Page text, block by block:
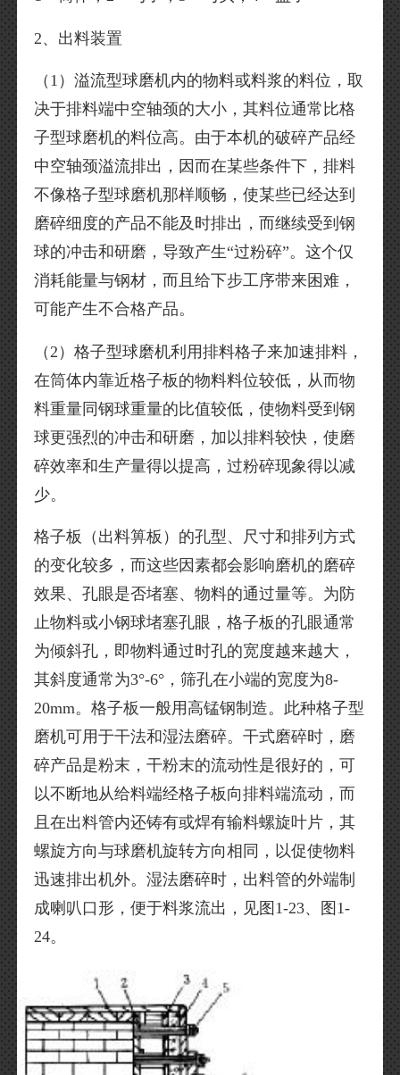
2、出料装置
（1）溢流型球磨机内的物料或料浆的料位，取
决于排料端中空轴颈的大小，其料位通常比格
子型球磨机的料位高。由于本机的破碎产品经
中空轴颈溢流排出，因而在某些条件下，排料
不像格子型球磨机那样顺畅，使某些已经达到
磨碎细度的产品不能及时排出，而继续受到钢
球的冲击和研磨，导致产生“过粉碎”。这个仅
消耗能量与钢材，而且给下步工序带来困难，
可能产生不合格产品。
（2）格子型球磨机利用排料格子来加速排料，
在筒体内靠近格子板的物料料位较低，从而物
料重量同钢球重量的比值较低，使物料受到钢
球更强烈的冲击和研磨，加以排料较快，使磨
碎效率和生产量得以提高，过粉碎现象得以减
少。
格子板（出料箅板）的孔型、尺寸和排列方式
的变化较多，而这些因素都会影响磨机的磨碎
效果、孔眼是否堵塞、物料的通过量等。为防
止物料或小钢球堵塞孔眼，格子板的孔眼通常
为倾斜孔，即物料通过时孔的宽度越来越大，
其斜度通常为3°-6°，筛孔在小端的宽度为8-
20mm。格子板一般用高锰钢制造。此种格子型
磨机可用于干法和湿法磨碎。干式磨碎时，磨
碎产品是粉末，干粉末的流动性是很好的，可
以不断地从给料端经格子板向排料端流动，而
且在出料管内还铸有或焊有输料螺旋叶片，其
螺旋方向与球磨机旋转方向相同，以促使物料
迅速排出机外。湿法磨碎时，出料管的外端制
成喇叭口形，便于料浆流出，见图1-23、图1-
24。